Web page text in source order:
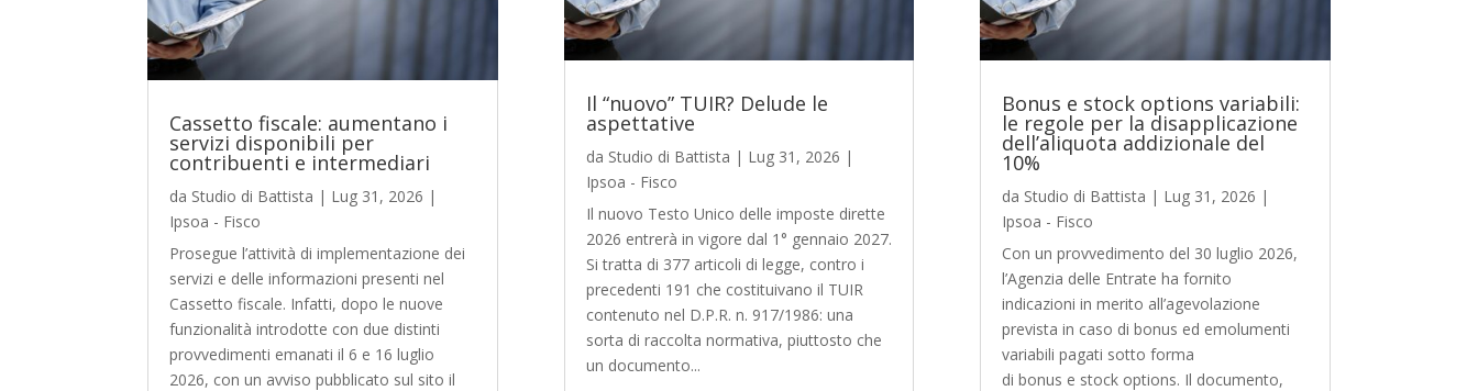
Cassetto fiscale: aumentano i
servizi disponibili per
contribuenti e intermediari
da Studio di Battista | Lug 31, 2026 |
Ipsoa - Fisco
Prosegue l’attività di implementazione dei
servizi e delle informazioni presenti nel
Cassetto fiscale. Infatti, dopo le nuove
funzionalità introdotte con due distinti
provvedimenti emanati il 6 e 16 luglio
2026, con un avviso pubblicato sul sito il
Il “nuovo” TUIR? Delude le
aspettative
da Studio di Battista | Lug 31, 2026 |
Ipsoa - Fisco
Il nuovo Testo Unico delle imposte dirette
2026 entrerà in vigore dal 1° gennaio 2027.
Si tratta di 377 articoli di legge, contro i
precedenti 191 che costituivano il TUIR
contenuto nel D.P.R. n. 917/1986: una
sorta di raccolta normativa, piuttosto che
un documento...
Bonus e stock options variabili:
le regole per la disapplicazione
dell’aliquota addizionale del
10%
da Studio di Battista | Lug 31, 2026 |
Ipsoa - Fisco
Con un provvedimento del 30 luglio 2026,
l’Agenzia delle Entrate ha fornito
indicazioni in merito all’agevolazione
prevista in caso di bonus ed emolumenti
variabili pagati sotto forma
di bonus e stock options. Il documento,